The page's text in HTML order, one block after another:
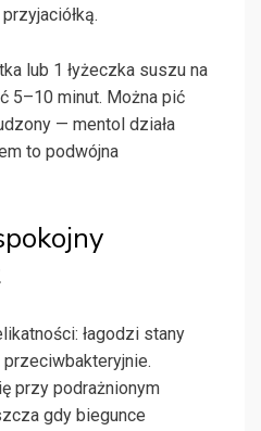
lub 1 łyżeczka suszu na
5–10 minut. Można pić
— mentol działa
to podwójna
łagodzi stany
przeciwbakteryjnie.
przy podrażnionym
gdy biegunce